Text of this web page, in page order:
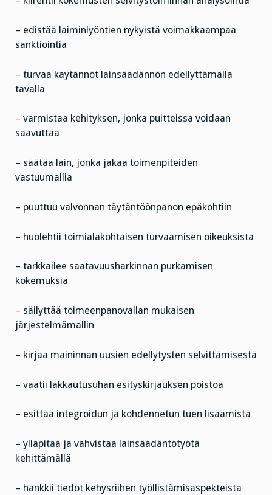
– edistää laiminlyöntien nykyistä voimakkaampaa
sanktiointia
– turvaa käytännöt lainsäädännön edellyttämällä
tavalla
– varmistaa kehityksen, jonka puitteissa voidaan
saavuttaa
– säätää lain, jonka jakaa toimenpiteiden
vastuumallia
– puuttuu valvonnan täytäntöönpanon epäkohtiin
– huolehtii toimialakohtaisen turvaamisen oikeuksista
– tarkkailee saatavuusharkinnan purkamisen
kokemuksia
– säilyttää toimeenpanovallan mukaisen
järjestelmämallin
– kirjaa maininnan uusien edellytysten selvittämisestä
– vaatii lakkautusuhan esityskirjauksen poistoa
– esittää integroidun ja kohdennetun tuen lisäämistä
– ylläpitää ja vahvistaa lainsäädäntötyötä
kehittämällä
– hankkii tiedot kehysriihen työllistämisaspekteista